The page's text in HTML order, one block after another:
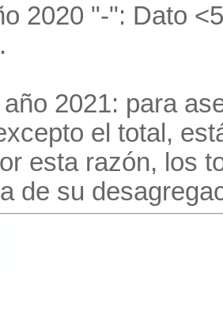
2020 "-": Dato
2021: para
el total,
esta razón, los
de su